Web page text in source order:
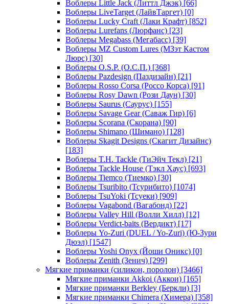
Воблеры Little Jack (Литтл Джэк) [66]
Воблеры LiveTarget (ЛайвТаргет) [0]
Воблеры Lucky Craft (Лаки Крафт) [852]
Воблеры Lurefans (Люрфанс) [23]
Воблеры Megabass (Мегабасс) [39]
Воблеры MZ Custom Lures (МЗэт Кастом
Люрс) [30]
Воблеры O.S.P. (О.С.П.) [368]
Воблеры Pazdesign (Паздизайн) [21]
Воблеры Rosso Corsa (Россо Корса) [91]
Воблеры Rosy Dawn (Рози Даун) [30]
Воблеры Saurus (Саурус) [155]
Воблеры Savage Gear (Саваж Гир) [6]
Воблеры Scorana (Скорана) [90]
Воблеры Shimano (Шимано) [128]
Воблеры Skagit Designs (Скагит Дизайнс)
[183]
Воблеры T.H. Tackle (ТиЭйч Текл) [21]
Воблеры Tackle House (Тэкл Хаус) [693]
Воблеры Tiemco (Тиемко) [30]
Воблеры Tsuribito (Тсурибито) [1074]
Воблеры TsuYoki (Тсуеки) [909]
Воблеры Vagabond (Вагабонд) [22]
Воблеры Valley Hill (Волли Хилл) [12]
Воблеры Verdict-baits (Вердикт) [17]
Воблеры Yo-Zuri (DUEL / Yo-Zuri) (Ю-Зури
Дюэл) [1547]
Воблеры Yoshi Onyx (Йоши Оникс) [0]
Воблеры Zenith (Зенич) [299]
Мягкие приманки (силикон, поролон) [3466]
Мягкие приманки Akkoi (Аккои) [165]
Мягкие приманки Berkley (Беркли) [3]
Мягкие приманки Chimera (Химера) [358]